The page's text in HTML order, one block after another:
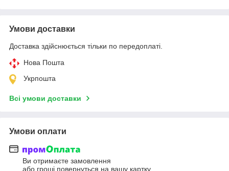
Умови доставки
Доставка здійснюється тільки по передоплаті.
Нова Пошта
Укрпошта
Всі умови доставки
Умови оплати
Ви отримаєте замовлення
або гроші повернуться на вашу картку